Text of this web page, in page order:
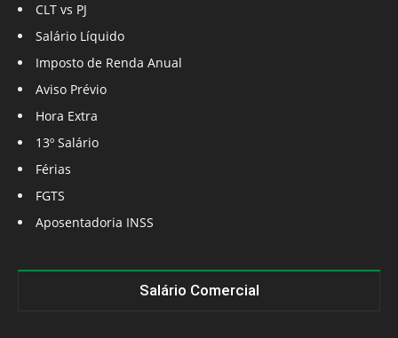
CLT vs PJ
Salário Líquido
Imposto de Renda Anual
Aviso Prévio
Hora Extra
13º Salário
Férias
FGTS
Aposentadoria INSS
Salário Comercial